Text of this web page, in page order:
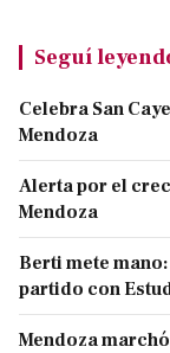
Seguí
Celebra San
Mendoza
Alerta por el
Mendoza
Berti mete
partido con
Mendoza